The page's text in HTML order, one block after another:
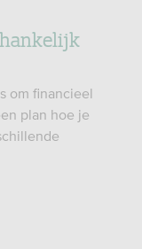
om financieel
plan hoe je